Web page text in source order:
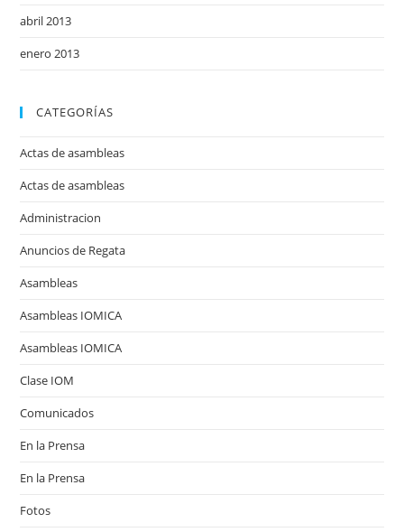
abril 2013
enero 2013
CATEGORÍAS
Actas de asambleas
Actas de asambleas
Administracion
Anuncios de Regata
Asambleas
Asambleas IOMICA
Asambleas IOMICA
Clase IOM
Comunicados
En la Prensa
En la Prensa
Fotos